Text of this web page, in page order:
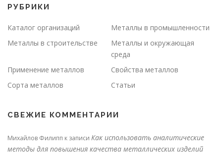
РУБРИКИ
Каталог организаций
Металлы в промышленности
Металлы в строительстве
Металлы и окружающая
среда
Применение металлов
Свойства металлов
Сорта металлов
Статьи
СВЕЖИЕ КОММЕНТАРИИ
Михайлов Филипп к записи Как использовать аналитические
методы для повышения качества металлических изделий